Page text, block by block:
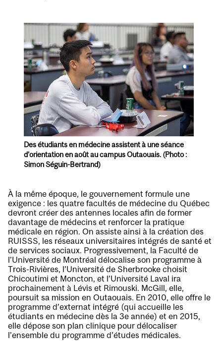
Des étudiants en médecine assistent à une séance
d’orientation en août au campus Outaouais. (Photo :
Simon Séguin-Bertrand)
À la même époque, le gouvernement formule une
exigence : les quatre facultés de médecine du Québec
devront créer des antennes locales afin de former
davantage de médecins et renforcer la pratique
médicale en région. On assiste ainsi à la création des
RUISSS, les réseaux universitaires intégrés de santé et
de services sociaux. Progressivement, la Faculté de
l’Université de Montréal délocalise son programme à
Trois-Rivières, l’Université de Sherbrooke choisit
Chicoutimi et Moncton, et l’Université Laval ira
prochainement à Lévis et Rimouski. McGill, elle,
poursuit sa mission en Outaouais. En 2010, elle offre le
programme d’externat intégré (qui accueille les
étudiants en médecine dès la 3e année) et en 2015,
elle dépose son plan clinique pour délocaliser
l’ensemble du programme d’études médicales.